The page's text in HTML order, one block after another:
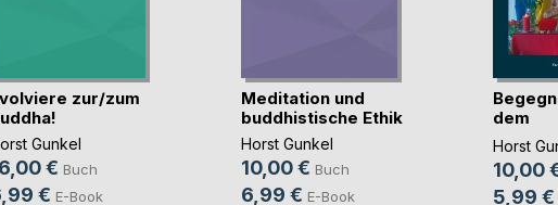
zur/zum
Gunkel
€ Buch
€ E-Book
Meditation und
buddhistische Ethik
Horst Gunkel
10,00 € Buch
6,99 € E-Book
dem
Horst
10,00
5,99 €